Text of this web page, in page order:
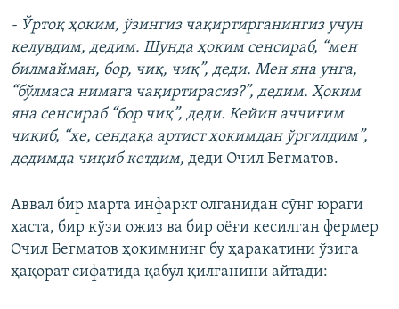
- Ўртоқ ҳоким, ўзингиз чақиртирганингиз учун
келувдим, дедим. Шунда ҳоким сенсираб, “мен
билмайман, бор, чиқ, чиқ”, деди. Мен яна унга,
“бўлмаса нимага чақиртирасиз?”, дедим. Ҳоким
яна сенсираб “бор чиқ”, деди. Кейин аччиғим
чиқиб, “ҳе, сендақа артист ҳокимдан ўргилдим”,
дедимда чиқиб кетдим, деди Очил Бегматов.
Аввал бир марта инфаркт олганидан сўнг юраги
хаста, бир кўзи ожиз ва бир оёғи кесилган фермер
Очил Бегматов ҳокимнинг бу ҳаракатини ўзига
ҳақорат сифатида қабул қилганини айтади: